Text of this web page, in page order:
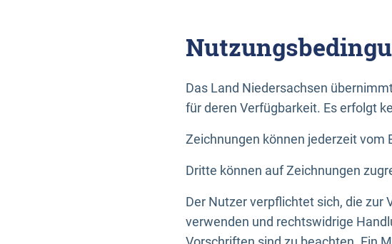
Das Land Niedersachsen
für deren Verfügbarkeit. Es erfolgt
Zeichnungen können jederzeit vom
Dritte können auf Zeichnungen
Der Nutzer verpflichtet sich, die
verwenden und rechtswidrige